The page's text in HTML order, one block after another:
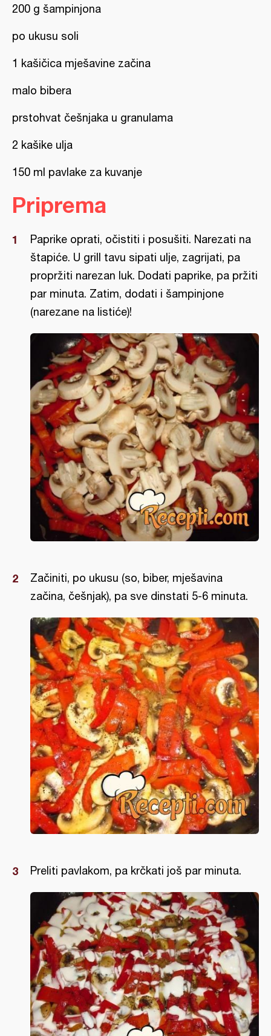
200 g šampinjona
po ukusu soli
1 kašičica mješavine začina
malo bibera
prstohvat češnjaka u granulama
2 kašike ulja
150 ml pavlake za kuvanje
Priprema
Paprike oprati, očistiti i posušiti. Narezati na
štapiće. U grill tavu sipati ulje, zagrijati, pa
propržiti narezan luk. Dodati paprike, pa pržiti
par minuta. Zatim, dodati i šampinjone
(narezane na listiće)!
Začiniti, po ukusu (so, biber, mješavina
začina, češnjak), pa sve dinstati 5-6 minuta.
Preliti pavlakom, pa krčkati još par minuta.